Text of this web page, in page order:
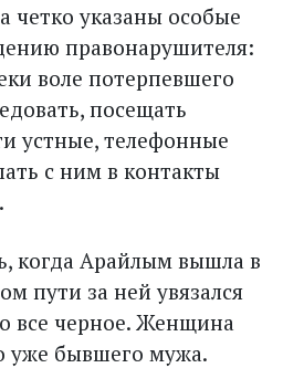
четко указаны особые
правонарушителя:
воле потерпевшего
посещать
устные, телефонные
с ним в контакты
когда Арайлым вышла в
пути за ней увязался
все черное. Женщина
уже бывшего мужа.